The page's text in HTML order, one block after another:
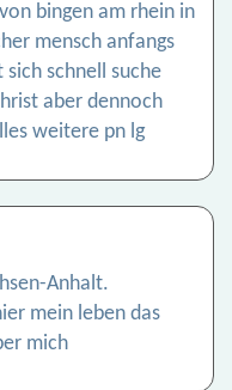
bingen am rhein in
mensch anfangs
schnell suche
aber dennoch
weitere pn lg
Anhalt.
mein leben das
mich